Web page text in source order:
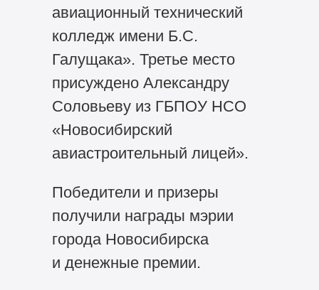
авиационный технический
колледж имени Б.С.
Галущака». Третье место
присуждено Александру
Соловьеву из ГБПОУ НСО
«Новосибирский
авиастроительный лицей».
Победители и призеры
получили награды мэрии
города Новосибирска
и денежные премии.